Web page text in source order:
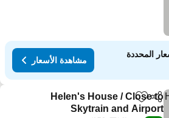
المحددة
مشاهدة الأسعار
مشاركةAdd to favorites
Helen's House / Close to
Skytrain and Airport